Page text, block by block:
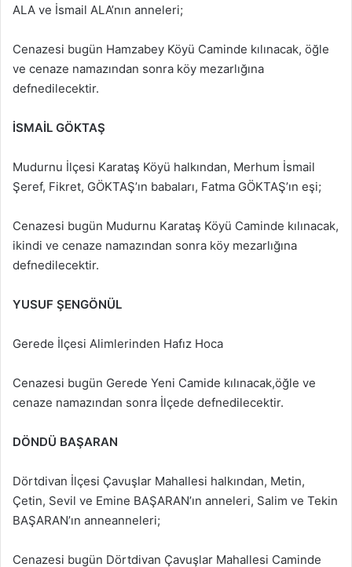
ALA ve İsmail ALA’nın anneleri;
Cenazesi bugün Hamzabey Köyü Caminde kılınacak, öğle
ve cenaze namazından sonra köy mezarlığına
defnedilecektir.
İSMAİL GÖKTAŞ
Mudurnu İlçesi Karataş Köyü halkından, Merhum İsmail
Şeref, Fikret, GÖKTAŞ’ın babaları, Fatma GÖKTAŞ’ın eşi;
Cenazesi bugün Mudurnu Karataş Köyü Caminde kılınacak,
ikindi ve cenaze namazından sonra köy mezarlığına
defnedilecektir.
YUSUF ŞENGÖNÜL
Gerede İlçesi Alimlerinden Hafız Hoca
Cenazesi bugün Gerede Yeni Camide kılınacak,öğle ve
cenaze namazından sonra İlçede defnedilecektir.
DÖNDÜ BAŞARAN
Dörtdivan İlçesi Çavuşlar Mahallesi halkından, Metin,
Çetin, Sevil ve Emine BAŞARAN’ın anneleri, Salim ve Tekin
BAŞARAN’ın anneanneleri;
Cenazesi bugün Dörtdivan Çavuşlar Mahallesi Caminde